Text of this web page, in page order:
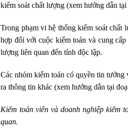
kiểm soát chất lượng (xem hướng dẫn
Trong phạm vi hệ thống kiểm soát chất
hợp đối với cuộc kiểm toán và cung
lượng liên quan đến tính độc lập.
Các nhóm kiểm toán có quyền tin tưởng
ra thông tin khác (xem hướng dẫn tại
Kiểm toán viên và doanh nghiệp kiểm
quan.